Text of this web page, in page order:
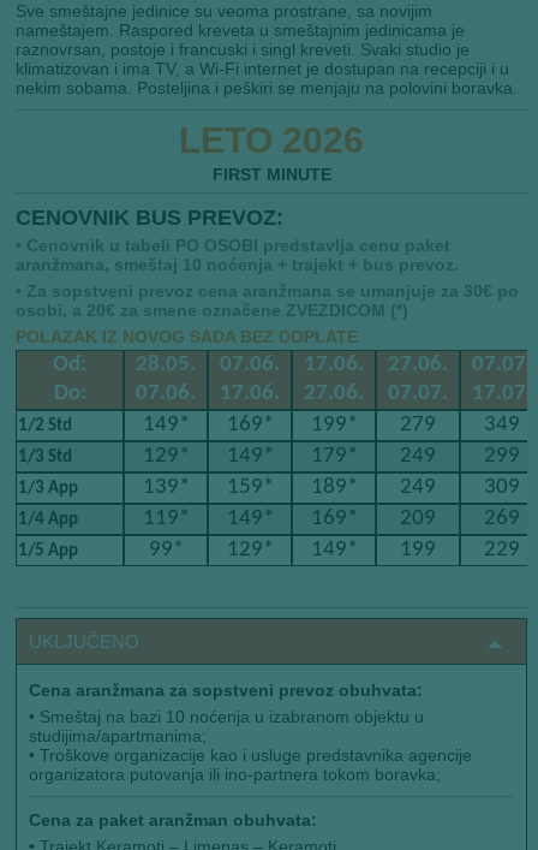
Sve smeštajne jedinice su veoma prostrane, sa novijim
nameštajem. Raspored kreveta u smeštajnim jedinicama je
raznovrsan, postoje i francuski i singl kreveti. Svaki studio je
klimatizovan i ima TV, a Wi-Fi internet je dostupan na recepciji i u
nekim sobama. Posteljina i peškiri se menjaju na polovini boravka.
LETO 2026
FIRST MINUTE
CENOVNIK BUS PREVOZ:
• Cenovnik u tabeli PO OSOBI predstavlja cenu paket
aranžmana, smeštaj 10 noćenja + trajekt + bus prevoz.
• Za sopstveni prevoz cena aranžmana se umanjuje za 30€ po
osobi, a 20€ za smene označene ZVEZDICOM (*)
POLAZAK IZ NOVOG SADA BEZ DOPLATE
Od:
Do:
28.05.
07.06.
07.06.
17.06.
17.06.
27.06.
27.06.
07.07.
07.07.
17.07.
1/2 Std 149* 169* 199* 279 349
1/3 Std 129* 149* 179* 249 299
1/3 App 139* 159* 189* 249 309
1/4 App 119* 149* 169* 209 269
1/5 App 99* 129* 149* 199 229
UKLJUČENO
Cena aranžmana za sopstveni prevoz obuhvata:
• Smeštaj na bazi 10 noćenja u izabranom objektu u
studijima/apartmanima;
•Troškove organizacije kao i usluge predstavnika agencije
organizatora putovanja ili ino-partnera tokom boravka;
Cena za paket aranžman obuhvata:
•Trajekt Keramoti – Limenas – Keramoti